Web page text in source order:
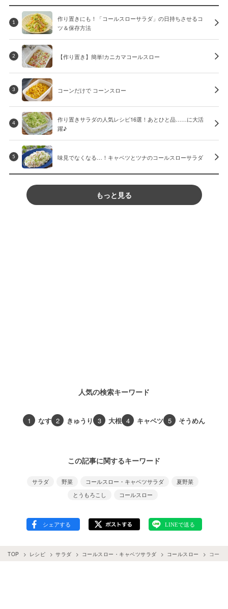
1
作り置きにも！「コールスローサラダ」の日持ちさせるコ
ツ＆保存方法
2 【作り置き】簡単!カニカマコールスロー
3 コーンだけで コーンスロー
4
作り置きサラダの人気レシピ16選！あとひと品……に大活
躍♪
5 味見でなくなる…！キャベツとツナのコールスローサラダ
もっと見る
人気の検索キーワード
1 なす 2 きゅうり 3 大根 4 キャベツ 5 そうめん
この記事に関するキーワード
サラダ 野菜 コールスロー・キャベツサラダ
夏野菜
とうもろこし
コールスロー
TOP レシピ サラダ コールスロー・キャベツサラダ コールスロー コーン